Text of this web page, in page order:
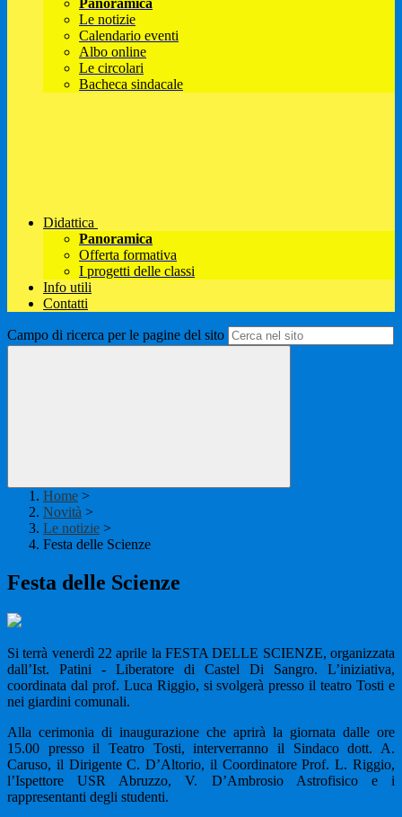
Panoramica
Le notizie
Calendario eventi
Albo online
Le circolari
Bacheca sindacale
Didattica
Panoramica
Offerta formativa
I progetti delle classi
Info utili
Contatti
Campo di ricerca per le pagine del sito
Home >
Novità >
Le notizie >
Festa delle Scienze
Festa delle Scienze
Si terrà venerdì 22 aprile la FESTA DELLE SCIENZE, organizzata
dall’Ist. Patini - Liberatore di Castel Di Sangro. L’iniziativa,
coordinata dal prof. Luca Riggio, si svolgerà presso il teatro Tosti e
nei giardini comunali.
Alla cerimonia di inaugurazione che aprirà la giornata dalle ore
15.00 presso il Teatro Tosti, interverranno il Sindaco dott. A.
Caruso, il Dirigente C. D’Altorio, il Coordinatore Prof. L. Riggio,
l’Ispettore USR Abruzzo, V. D’Ambrosio Astrofisico e i
rappresentanti degli studenti.